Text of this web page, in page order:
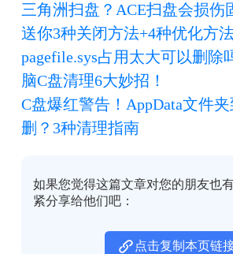
三角洲扫盘？ACE扫盘会损伤
送你3种关闭方法+4种优化方
pagefile.sys占用太大可以删除
脑C盘清理6大妙招！
C盘爆红警告！AppData文件
删？3种清理指南
如果您觉得这篇文章对您的朋友也
紧分享给他们吧：
点击复制本页链